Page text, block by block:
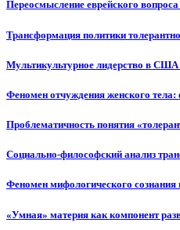
Переосмысление еврейского
Трансформация политики
Мультикультурное лидерство в США
Феномен отчуждения женского тела:
Проблематичность понятия
Социально-философский анализ
Феномен мифологического
«Умная» материя как компонент